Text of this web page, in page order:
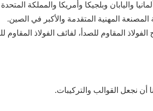
واليابان وبلجيكا وأمريكا والمملكة
المهنية المتقدمة والأكبر في الصين.
المقاوم للصدأ، لفائف الفولاذ المقاوم
أن نجعل القوالب والتركيبات.